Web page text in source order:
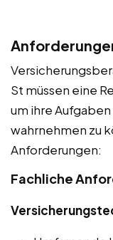
St müssen eine
um ihre
wahrnehmen zu
Anforderungen:
Fachliche